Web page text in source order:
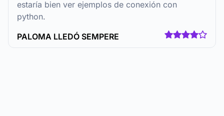
estaría bien ver ejemplos de conexión con
python.
PALOMA LLEDÓ SEMPERE